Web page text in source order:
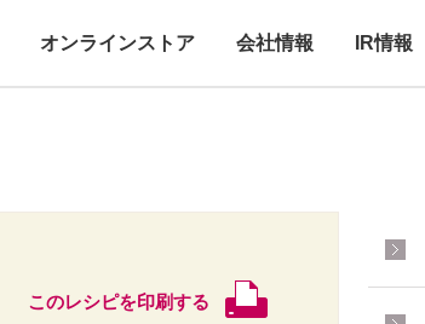
オンラインストア 会社情報 IR情報
このレシピを印刷する